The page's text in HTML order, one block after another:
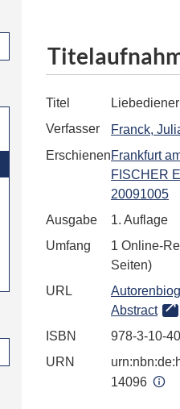
Titel Liebediener
Verfasser
Franck,
ErschienenFrankfurt
FISCHER
20091005
Ausgabe
1. Auflage
Umfang
1 Online-
Seiten)
URL
Abstract
ISBN
978-3-10-
URN
14096